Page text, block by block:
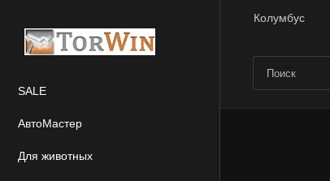
Колумбус
SALE
АвтоМастер
Для животных